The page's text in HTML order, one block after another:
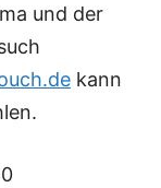
und der
kann